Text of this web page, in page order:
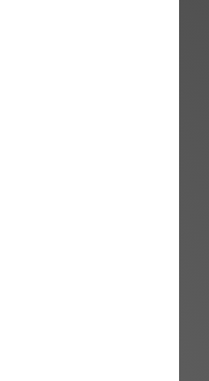
25; NWB
beschädigte
Schwacke). Für die
Mietwagenunternehmen
7 nach Schwacke).
in nicht relevanter Weise
seines beschädigten VW
Rechnungsbetrag des